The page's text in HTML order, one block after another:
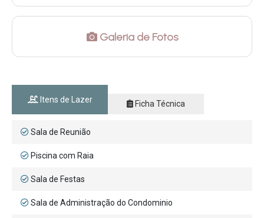
Galeria de Fotos
Itens de Lazer Ficha Técnica
Sala de Reunião
Piscina com Raia
Sala de Festas
Sala de Administração do Condominio